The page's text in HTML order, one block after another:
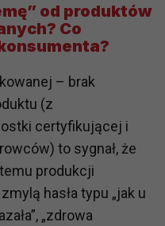
od produktów
Co
– brak
(z
certyfikującej i
to sygnał, że
produkcji
hasła typu „jak u
„zdrowa